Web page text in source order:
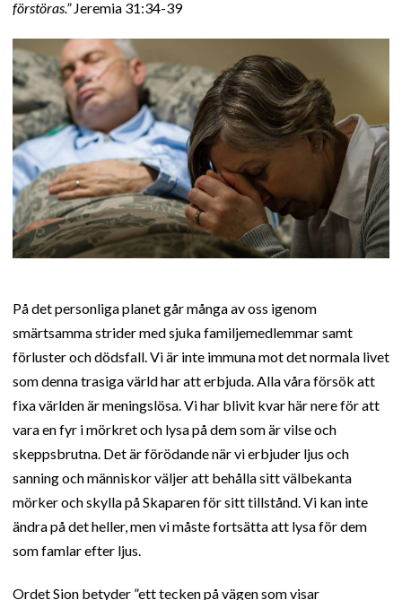
förstöras.”Jeremia 31:34-39
På det personliga planet går många av oss igenom
smärtsamma strider med sjuka familjemedlemmar samt
förluster och dödsfall. Vi är inte immuna mot det normala livet
som denna trasiga värld har att erbjuda. Alla våra försök att
fixa världen är meningslösa. Vi har blivit kvar här nere för att
vara en fyr i mörkret och lysa på dem som är vilse och
skeppsbrutna. Det är förödande när vi erbjuder ljus och
sanning och människor väljer att behålla sitt välbekanta
mörker och skylla på Skaparen för sitt tillstånd. Vi kan inte
ändra på det heller, men vi måste fortsätta att lysa för dem
som famlar efter ljus.
Ordet Sion betyder ”ett tecken på vägen som visar